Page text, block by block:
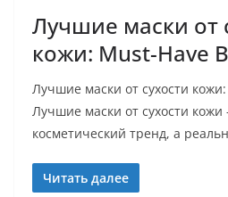
Лучшие маски от
кожи: Must-Have
Лучшие маски от сухости
Лучшие маски от сухости
косметический тренд, а
Читать далее